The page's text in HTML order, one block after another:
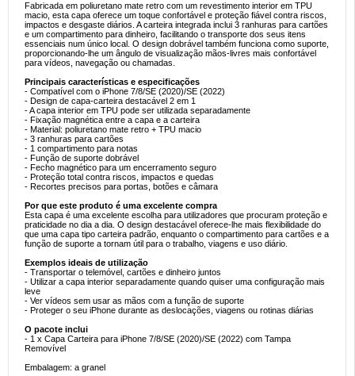
Fabricada em poliuretano mate retro com um revestimento interior em TPU
macio, esta capa oferece um toque confortável e proteção fiável contra riscos,
impactos e desgaste diários. A carteira integrada inclui 3 ranhuras para cartões
e um compartimento para dinheiro, facilitando o transporte dos seus itens
essenciais num único local. O design dobrável também funciona como suporte,
proporcionando-lhe um ângulo de visualização mãos-livres mais confortável
para vídeos, navegação ou chamadas.
Principais características e especificações
- Compatível com o iPhone 7/8/SE (2020)/SE (2022)
- Design de capa-carteira destacável 2 em 1
- A capa interior em TPU pode ser utilizada separadamente
- Fixação magnética entre a capa e a carteira
- Material: poliuretano mate retro + TPU macio
- 3 ranhuras para cartões
- 1 compartimento para notas
- Função de suporte dobrável
- Fecho magnético para um encerramento seguro
- Proteção total contra riscos, impactos e quedas
- Recortes precisos para portas, botões e câmara
Por que este produto é uma excelente compra
Esta capa é uma excelente escolha para utilizadores que procuram proteção e
praticidade no dia a dia. O design destacável oferece-lhe mais flexibilidade do
que uma capa tipo carteira padrão, enquanto o compartimento para cartões e a
função de suporte a tornam útil para o trabalho, viagens e uso diário.
Exemplos ideais de utilização
- Transportar o telemóvel, cartões e dinheiro juntos
- Utilizar a capa interior separadamente quando quiser uma configuração mais
leve
- Ver vídeos sem usar as mãos com a função de suporte
- Proteger o seu iPhone durante as deslocações, viagens ou rotinas diárias
O pacote inclui
- 1 x Capa Carteira para iPhone 7/8/SE (2020)/SE (2022) com Tampa
Removível
Embalagem: a granel